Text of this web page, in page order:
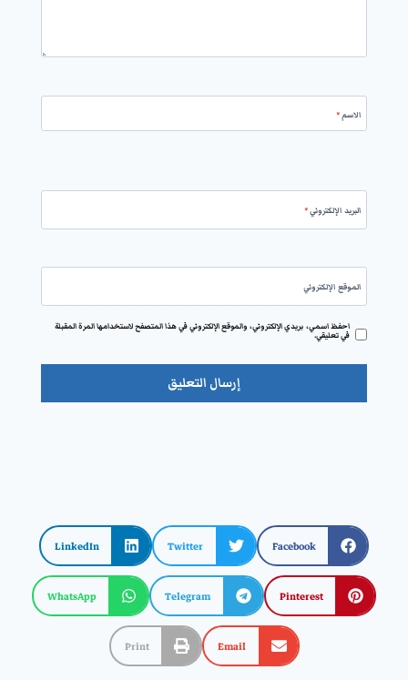
الاسم*
البريد الإلكتروني*
الموقع الإلكتروني
احفظ اسمي، بريدي الإلكتروني، والموقع الإلكتروني في هذا المتصفح لاستخدامها المرة المقبلة
في تعليقي.
Facebook
Twitter
LinkedIn
Pinterest
Telegram
WhatsApp
Email
Print